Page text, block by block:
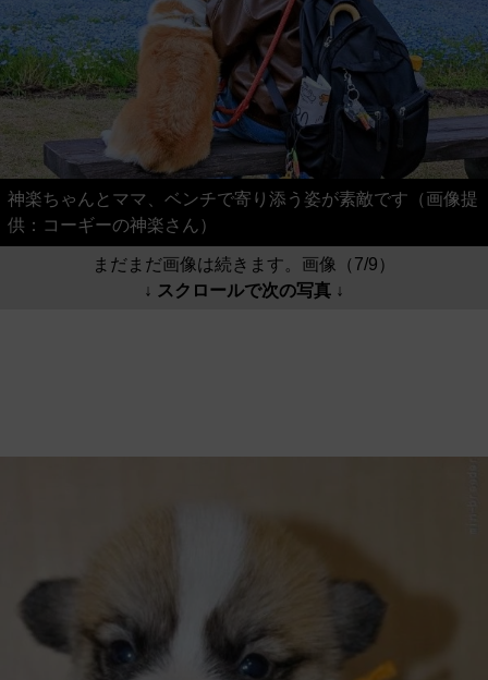
神楽ちゃんとママ、ベンチで寄り添う姿が素敵です（画像提
供：コーギーの神楽さん）
まだまだ画像は続きます。画像（7/9）
↓ スクロールで次の写真 ↓